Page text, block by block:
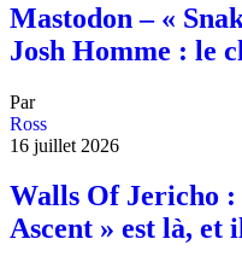
Mastodon – «
Josh Homme : le
Par
Ross
16 juillet 2026
Walls Of Jericho :
Ascent » est là,